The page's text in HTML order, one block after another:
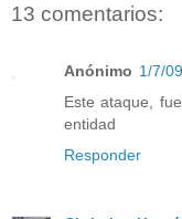
13 comentarios:
Anónimo 1/7/
Este ataque,
entidad
Responder